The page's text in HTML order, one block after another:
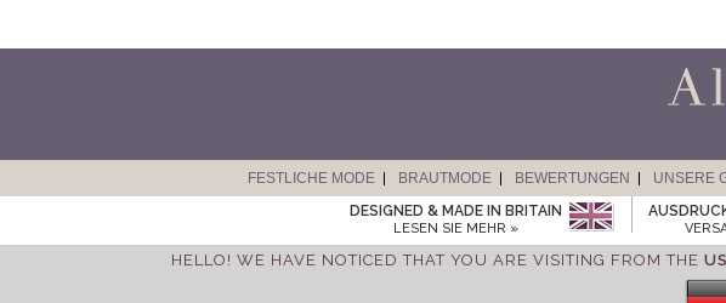
FESTLICHE MODE BRAUTMODE BEWERTUNGEN UNSERE
DESIGNED & MADE IN BRITAIN
LESEN SIE MEHR »
HELLO! WE HAVE NOTICED THAT YOU ARE VISITING FROM THE